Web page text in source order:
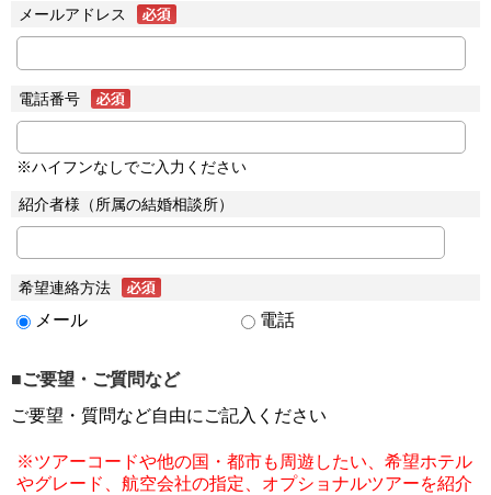
メールアドレス
電話番号
※ハイフンなしでご入力ください
紹介者様（所属の結婚相談所）
希望連絡方法
メール 電話
■ご要望・ご質問など
ご要望・質問など自由にご記入ください
※ツアーコードや他の国・都市も周遊したい、希望ホテル
やグレード、航空会社の指定、オプショナルツアーを紹介